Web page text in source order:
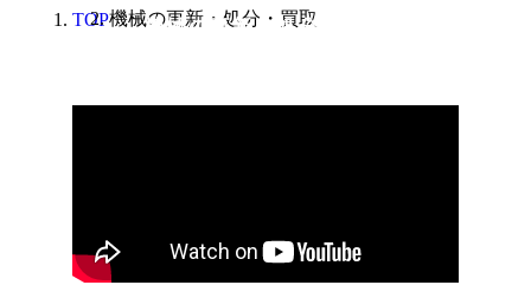
機械の更新・処分・買取
TOP機械の更新・処分・買取